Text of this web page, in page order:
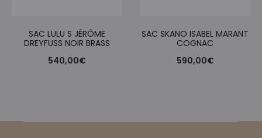
SAC LULU S JÉRÔME
DREYFUSS NOIR BRASS
540,00€
SAC SKANO ISABEL MARANT
COGNAC
590,00€